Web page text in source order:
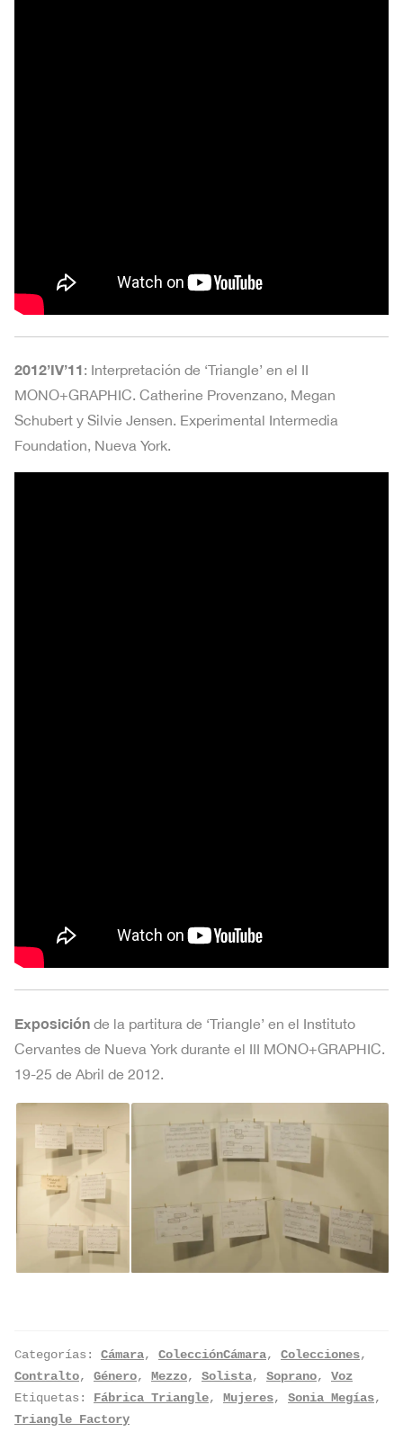
2012’IV’11: Interpretación de ‘Triangle’ en el II
MONO+GRAPHIC. Catherine Provenzano, Megan
Schubert y Silvie Jensen. Experimental Intermedia
Foundation, Nueva York.
Exposición de la partitura de ‘Triangle’ en el Instituto
Cervantes de Nueva York durante el III MONO+GRAPHIC.
19-25 de Abril de 2012.
Categorías: Cámara, ColecciónCámara, Colecciones,
Contralto, Género, Mezzo, Solista, Soprano, Voz
Etiquetas: Fábrica Triangle, Mujeres, Sonia Megías,
Triangle Factory